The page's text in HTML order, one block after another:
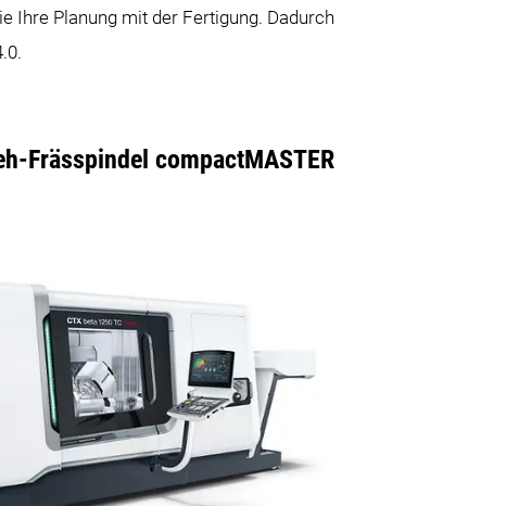
Ihre Planung mit der Fertigung. Dadurch
Frässpindel compactMASTER